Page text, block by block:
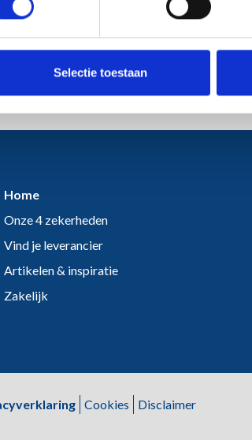
Selectie toestaan
Home
Onze 4 zekerheden
Vind je leverancier
Artikelen & inspiratie
Zakelijk
Cookies Disclaimer